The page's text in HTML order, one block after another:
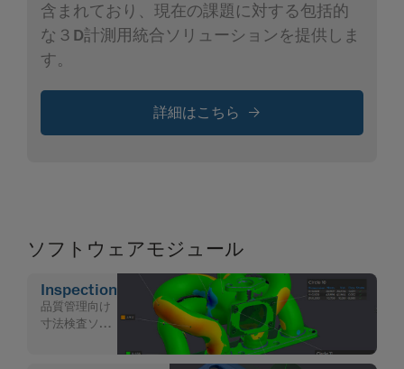
含まれており、現在の課題に対する包括的
な３D計測用統合ソリューションを提供しま
す。
詳細はこちら
ソフトウェアモジュール
Inspection
品質管理向け
寸法検査ソフ